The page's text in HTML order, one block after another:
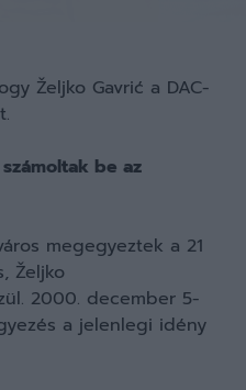
Željko Gavrić a DAC-
be az
megegyeztek a 21
Željko
2000. december 5-
a jelenlegi idény